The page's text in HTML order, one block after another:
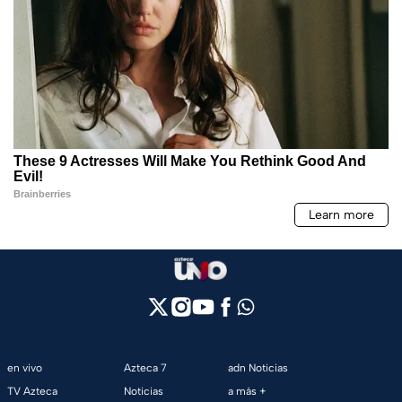
en vivo
TV Azteca
Azteca 7
Noticias
adn Noticias
a más +